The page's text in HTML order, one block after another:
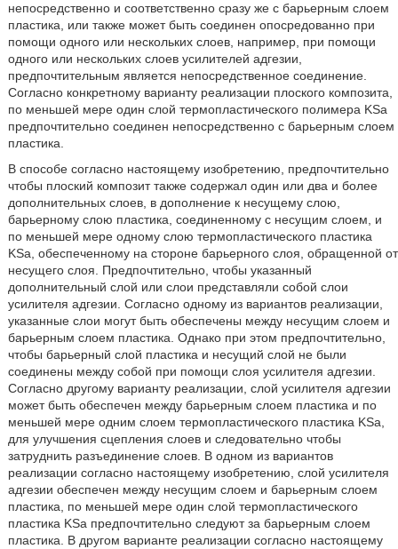
непосредственно и соответственно сразу же с барьерным слоем
пластика, или также может быть соединен опосредованно при
помощи одного или нескольких слоев, например, при помощи
одного или нескольких слоев усилителей адгезии,
предпочтительным является непосредственное соединение.
Согласно конкретному варианту реализации плоского композита,
по меньшей мере один слой термопластического полимера KSa
предпочтительно соединен непосредственно с барьерным слоем
пластика.
В способе согласно настоящему изобретению, предпочтительно
чтобы плоский композит также содержал один или два и более
дополнительных слоев, в дополнение к несущему слою,
барьерному слою пластика, соединенному с несущим слоем, и
по меньшей мере одному слою термопластического пластика
KSa, обеспеченному на стороне барьерного слоя, обращенной от
несущего слоя. Предпочтительно, чтобы указанный
дополнительный слой или слои представляли собой слои
усилителя адгезии. Согласно одному из вариантов реализации,
указанные слои могут быть обеспечены между несущим слоем и
барьерным слоем пластика. Однако при этом предпочтительно,
чтобы барьерный слой пластика и несущий слой не были
соединены между собой при помощи слоя усилителя адгезии.
Согласно другому варианту реализации, слой усилителя адгезии
может быть обеспечен между барьерным слоем пластика и по
меньшей мере одним слоем термопластического пластика KSa,
для улучшения сцепления слоев и следовательно чтобы
затруднить разъединение слоев. В одном из вариантов
реализации согласно настоящему изобретению, слой усилителя
адгезии обеспечен между несущим слоем и барьерным слоем
пластика, по меньшей мере один слой термопластического
пластика KSa предпочтительно следуют за барьерным слоем
пластика. В другом варианте реализации согласно настоящему